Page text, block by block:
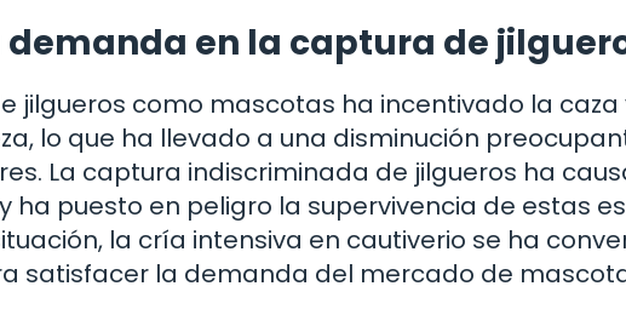
demanda en la captura de
jilgueros como mascotas ha incentivado la
lo que ha llevado a una disminución
La captura indiscriminada de jilgueros ha
ha puesto en peligro la supervivencia de estas
la cría intensiva en cautiverio se ha
satisfacer la demanda del mercado de